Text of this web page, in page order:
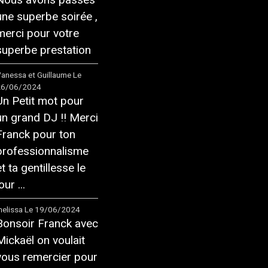
superbe soirée ,
pour votre
prestation
et Guillaume Le
06/2024
Petit mot pour
grand DJ !! Merci
pour ton
ta gentillesse le
...
Le 19/06/2024
Franck avec
on voulait
remercier pour